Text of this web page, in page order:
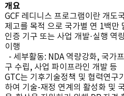
개요
GCF 레디니스 프로그램이란 개도
제고를 목적 으로 국가별 연 1백만
인증 기구 또는 사업 개발·실행 역
이행
- 세부활동: NDA 역량강화, 국가
구 수립, 사업 파이프라인 개발 등
GTC는 기후기술정책 및 협력연구
하여 기술-재정 연계의 활성화 및